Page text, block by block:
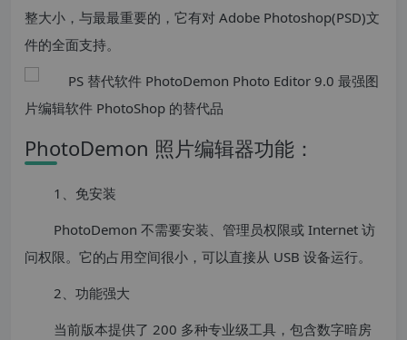
整大小，与最最重要的，它有对 Adobe Photoshop(PSD)文
件的全面支持。
PhotoDemon 照片编辑器功能：
1、免安装
PhotoDemon 不需要安装、管理员权限或 Internet 访
问权限。它的占用空间很小，可以直接从 USB 设备运行。
2、功能强大
当前版本提供了 200 多种专业级工具，包含数字暗房